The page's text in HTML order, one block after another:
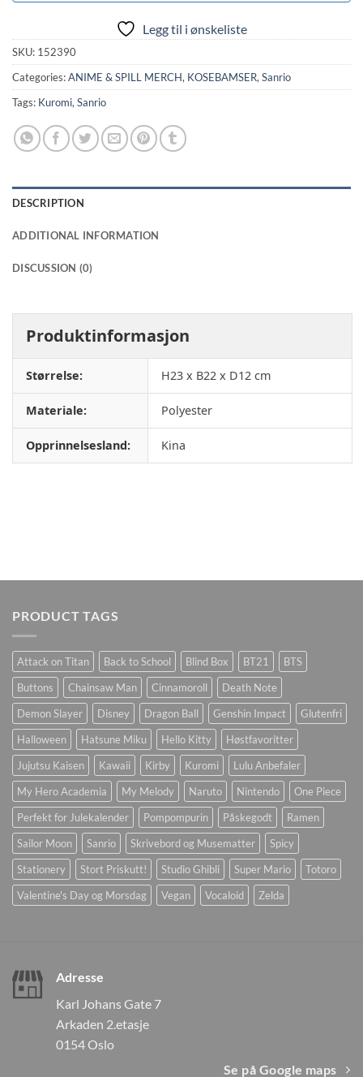
Legg til i ønskeliste
SKU: 152390
Categories:ANIME & SPILL MERCH, KOSEBAMSER,Sanrio
Tags: Kuromi,Sanrio
DESCRIPTION
ADDITIONAL INFORMATION
DISCUSSION (0)
Produktinformasjon
Størrelse: H23 x B22 x D12 cm
Materiale: Polyester
Opprinnelsesland: Kina
PRODUCT TAGS
Attack on Titan Back to School Blind Box BT21
BTS
Buttons
Chainsaw Man Cinnamoroll
Death Note
Demon Slayer
Disney Dragon Ball Genshin Impact
Glutenfri
Halloween
Hatsune Miku Hello Kitty
Høstfavoritter
Jujutsu Kaisen
Kawaii Kirby Kuromi
Lulu Anbefaler
My Hero Academia
My Melody Naruto Nintendo
One Piece
Perfekt for Julekalender
Pompompurin Påskegodt
Ramen
Sailor Moon
Sanrio Skrivebord og Musematter
Spicy
Stationery
Stort Priskutt! Studio Ghibli Super Mario
Totoro
Valentine's Day og Morsdag
Vegan Vocaloid Zelda
Adresse
Karl Johans Gate 7
Arkaden 2.etasje
0154 Oslo
Se på Google maps